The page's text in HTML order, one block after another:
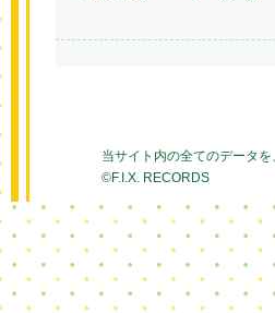
当サイト内の全てのデータ
©F.I.X. RECORDS